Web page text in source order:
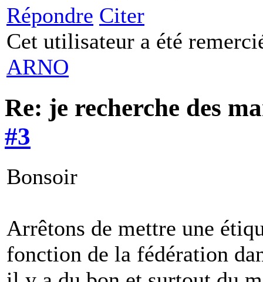
Répondre Citer
Cet utilisateur a été
ARNO
Re: je recherche des
#3
Bonsoir
Arrêtons de mettre une
fonction de la fédération